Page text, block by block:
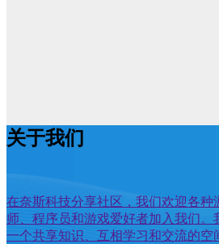
关于我们
在奈斯科技分享社区，我们欢迎各种
师、程序员和游戏爱好者加入我们
一个共享知识、互相学习和交流的空